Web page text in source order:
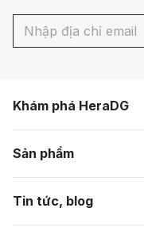
Khám phá HeraDG
Sản phẩm
Tin tức, blog